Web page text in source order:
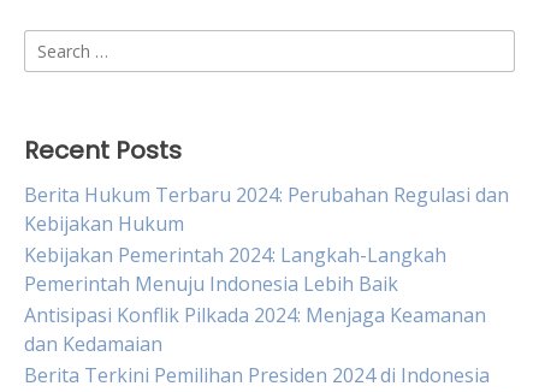
Search
for:
Recent Posts
Berita Hukum Terbaru 2024: Perubahan Regulasi dan
Kebijakan Hukum
Kebijakan Pemerintah 2024: Langkah-Langkah
Pemerintah Menuju Indonesia Lebih Baik
Antisipasi Konflik Pilkada 2024: Menjaga Keamanan
dan Kedamaian
Berita Terkini Pemilihan Presiden 2024 di Indonesia